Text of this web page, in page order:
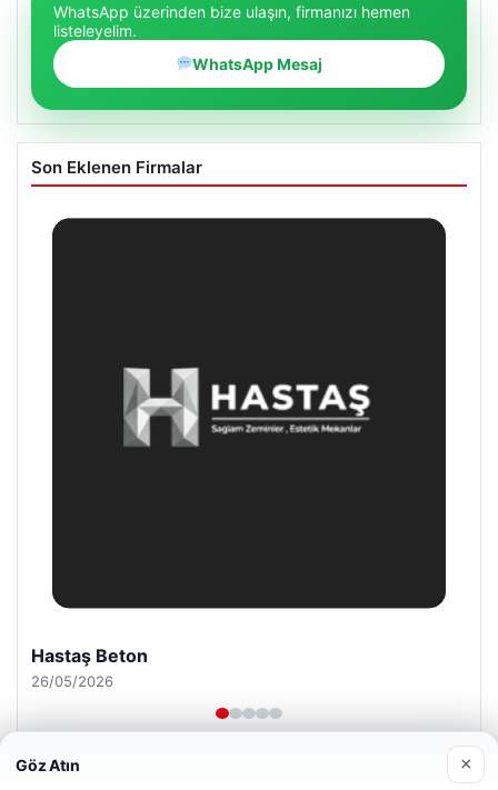
WhatsApp üzerinden bize ulaşın, firmanızı hemen
listeleyelim.
WhatsApp Mesaj
Son Eklenen Firmalar
Enes Kaplan Avukatlık Bürosu
28/04/2026
Göz Atın ×